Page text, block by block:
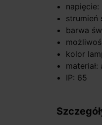
napięcie:
strumień
barwa
kolor
materiał:
IP: 65